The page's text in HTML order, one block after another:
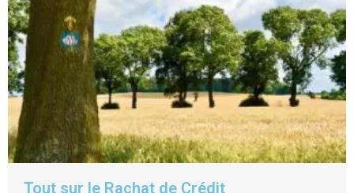
Tout sur le Rachat de Crédit